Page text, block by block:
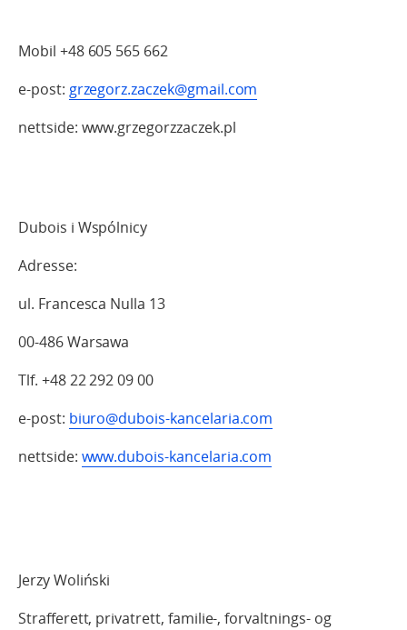
Mobil +48 605 565 662
e-post: grzegorz.zaczek@gmail.com
nettside: www.grzegorzzaczek.pl
Dubois i Wspólnicy
Adresse:
ul. Francesca Nulla 13
00-486 Warsawa
Tlf. +48 22 292 09 00
e-post: biuro@dubois-kancelaria.com
nettside: www.dubois-kancelaria.com
Jerzy Woliński
Strafferett, privatrett, familie-, forvaltnings- og